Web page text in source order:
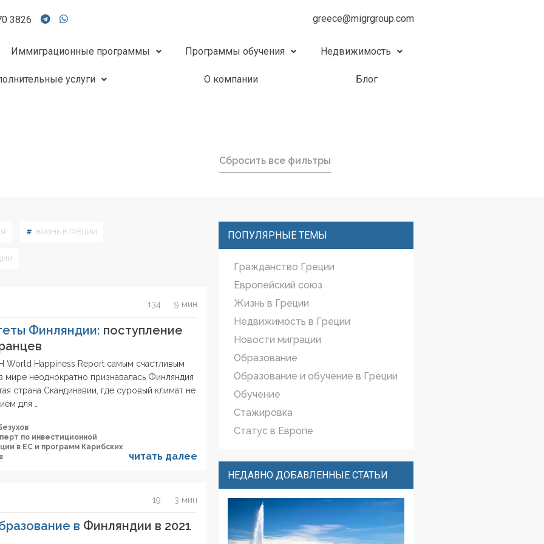
3826 greece@migrgroup.com
Иммиграционные программы Программы обучения Недвижимость
услуги О компании Блог
Сбросить все фильтры
ЖИЗНЬ В ГРЕЦИИ
134 9 мин
Финляндии: поступление
World Happiness Report самым счастливым
мире неоднократно признавалась Финляндия
страна Скандинавии, где суровый климат не
для …
по инвестиционной
в ЕС и программ Карибских
читать далее
19 3 мин
в Финляндии в 2021
ПОПУЛЯРНЫЕ ТЕМЫ
Гражданство Греции
Европейский cоюз
Жизнь в Греции
Недвижимость в Греции
Новости миграции
Образование
Образование и обучение в Греции
Обучение
Стажировка
Статус в Европе
НЕДАВНО ДОБАВЛЕННЫЕ СТАТЬИ